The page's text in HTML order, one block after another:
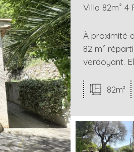
Villa 82m² 4
À proximité
82 m²
verdoyant.
82m²